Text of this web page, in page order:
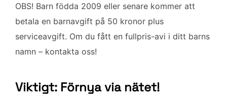
OBS! Barn födda 2009 eller senare kommer att
betala en barnavgift på 50 kronor plus
serviceavgift. Om du fått en fullpris-avi i ditt barns
namn – kontakta oss!
Viktigt: Förnya via nätet!